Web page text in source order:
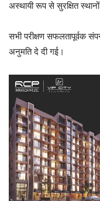
अस्थायी रूप से सुरक्षित
सभी परीक्षण सफलतापूर्वक
अनुमति दे दी गई।